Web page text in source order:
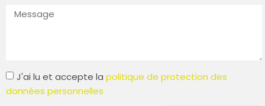
J'ai lu et accepte la politique de protection des
données personnelles